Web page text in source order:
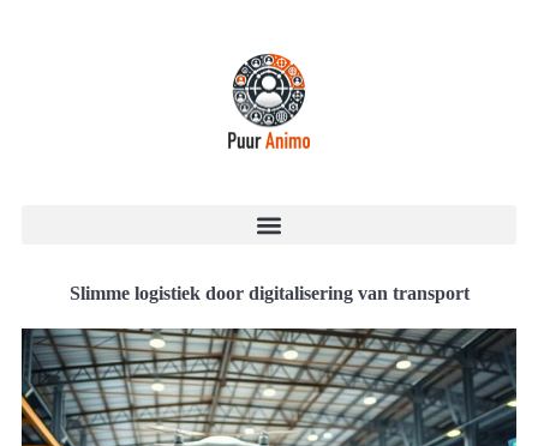
Slimme logistiek door digitalisering van transport